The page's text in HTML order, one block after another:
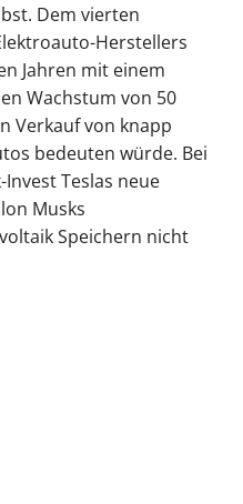
Dem vierten
Herstellers
Jahren mit einem
Wachstum von 50
Verkauf von knapp
bedeuten würde. Bei
Teslas neue
Musks
Speichern nicht